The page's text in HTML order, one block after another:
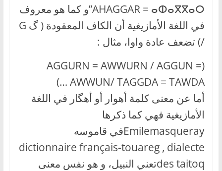
AHAGGAR = ⴰⵀⴰⴳⴳⴰⵔ”و كما هو معروف
في اللغة الأمازيغية أن الكاف المعقودة ( گ G
/) تضعف عادة واوا، مثال :
(AGGURN = AWWURN / AGGUN =
AWWUN/ TAGGDA = TAWDA …)
أما عن معنى كلمة أهوار أو أهگار في اللغة
الأمازيغية فهي كما ذكرها
Emilemasquerayفي قاموسه
dictionnaire français-touareg , dialecte
des taitoqتعني النبيل، و هو نفس معنى